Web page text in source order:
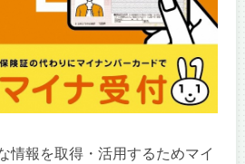
情報を取得・活用するためマイ